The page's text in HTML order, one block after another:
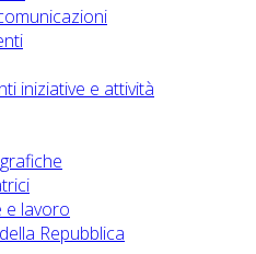
iniziative e attività
e lavoro
Repubblica